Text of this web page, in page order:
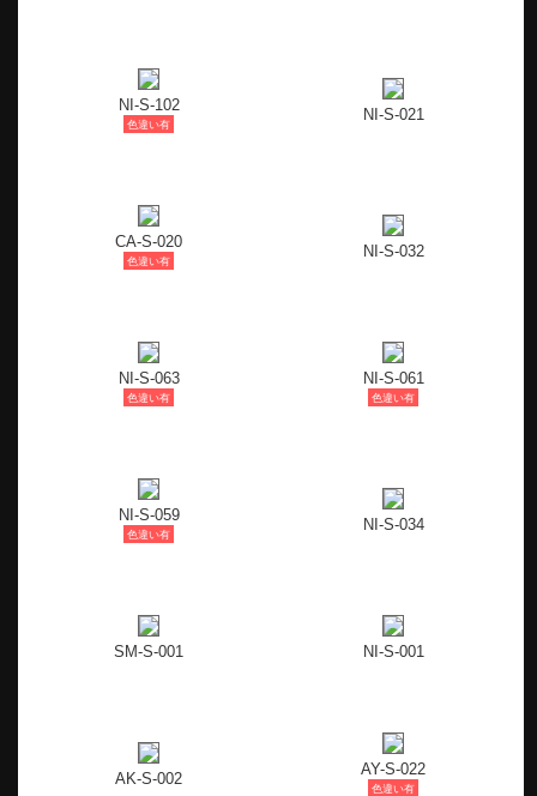
NI-S-102
色違い有
NI-S-021
CA-S-020
色違い有
NI-S-032
NI-S-063
色違い有
NI-S-061
色違い有
NI-S-059
色違い有
NI-S-034
SM-S-001 NI-S-001
AK-S-002
AY-S-022
色違い有